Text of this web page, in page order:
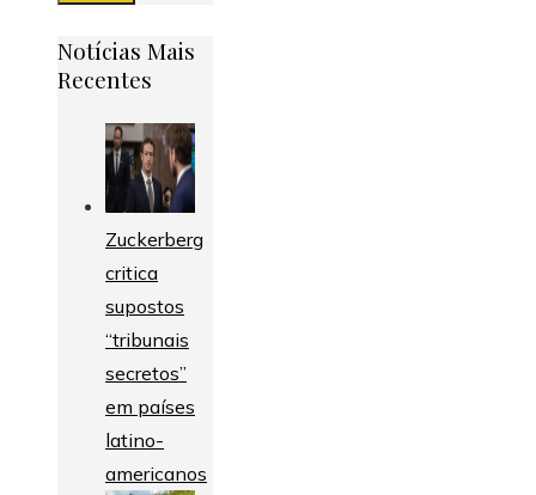
Notícias Mais
Recentes
Zuckerberg
critica
supostos
“tribunais
secretos”
em países
latino-
americanos